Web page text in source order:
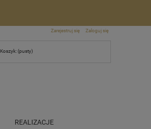
Zarejestruj się Zaloguj się
Koszyk:(pusty)
REALIZACJE